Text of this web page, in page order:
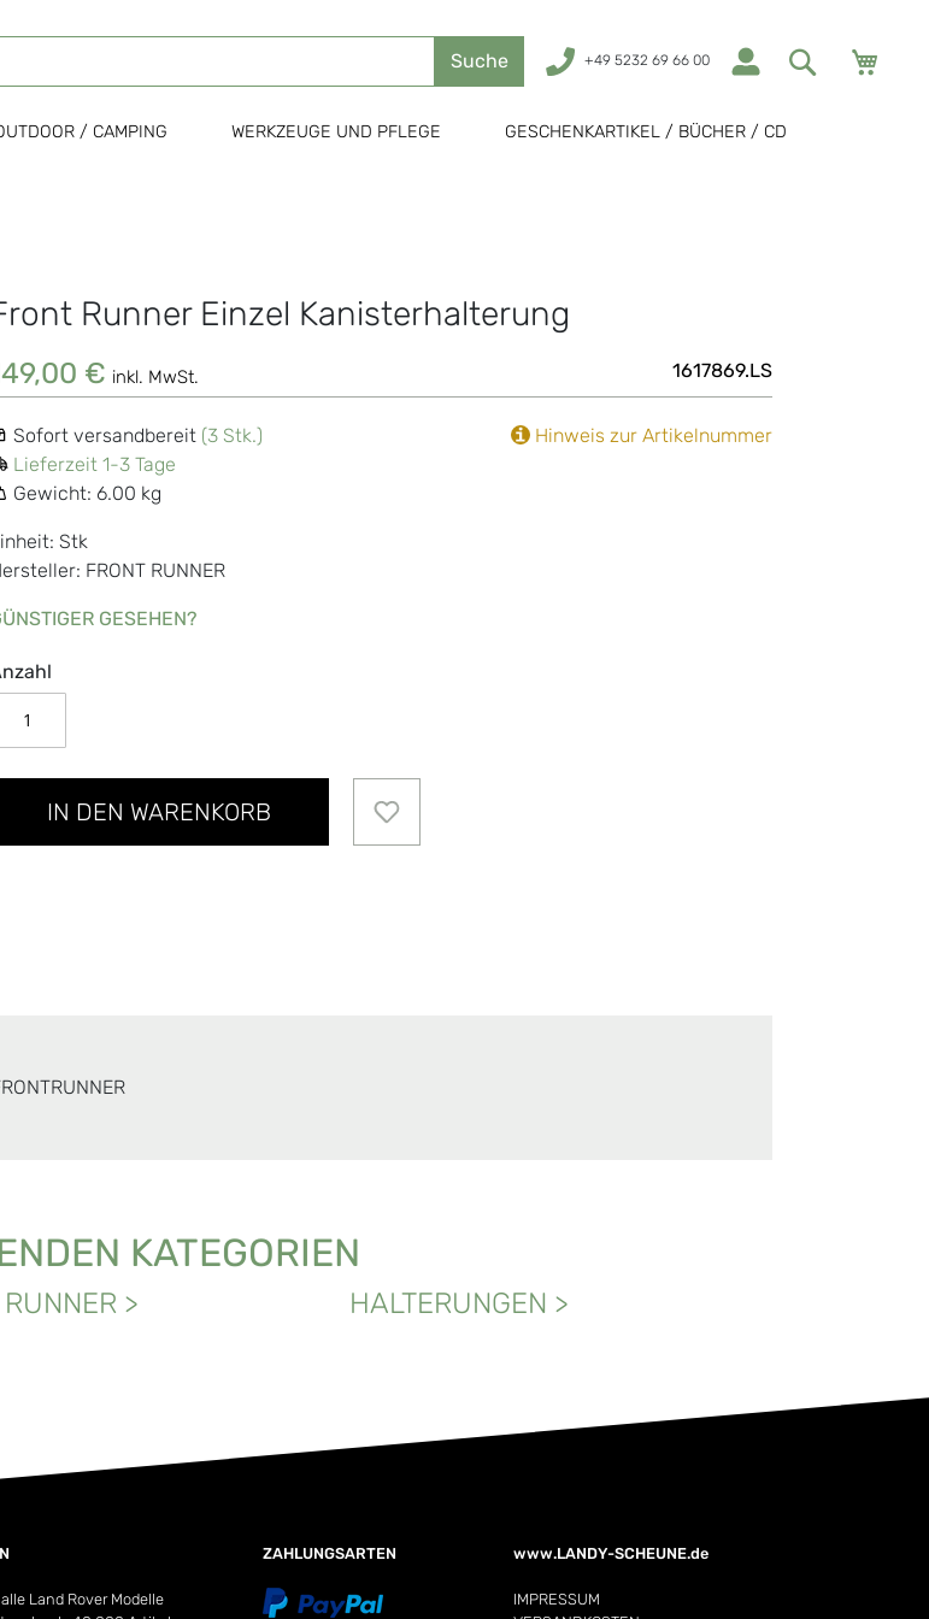
Suche +49 5232 69 66 00
/ CAMPING WERKZEUGE UND PFLEGE GESCHENKARTIKEL / BÜCHER / CD
Runner Einzel Kanisterhalterung
€ inkl. MwSt. 1617869.LS
Sofort versandbereit (3 Stk.)
Lieferzeit 1-3 Tage
Gewicht: 6.00 kg
Stk
FRONT RUNNER
GESEHEN?
Hinweis zur Artikelnummer
IN DEN WARENKORB
KATEGORIEN
> HALTERUNGEN >
Land Rover Modelle
ZAHLUNGSARTEN www.LANDY-SCHEUNE.de
IMPRESSUM